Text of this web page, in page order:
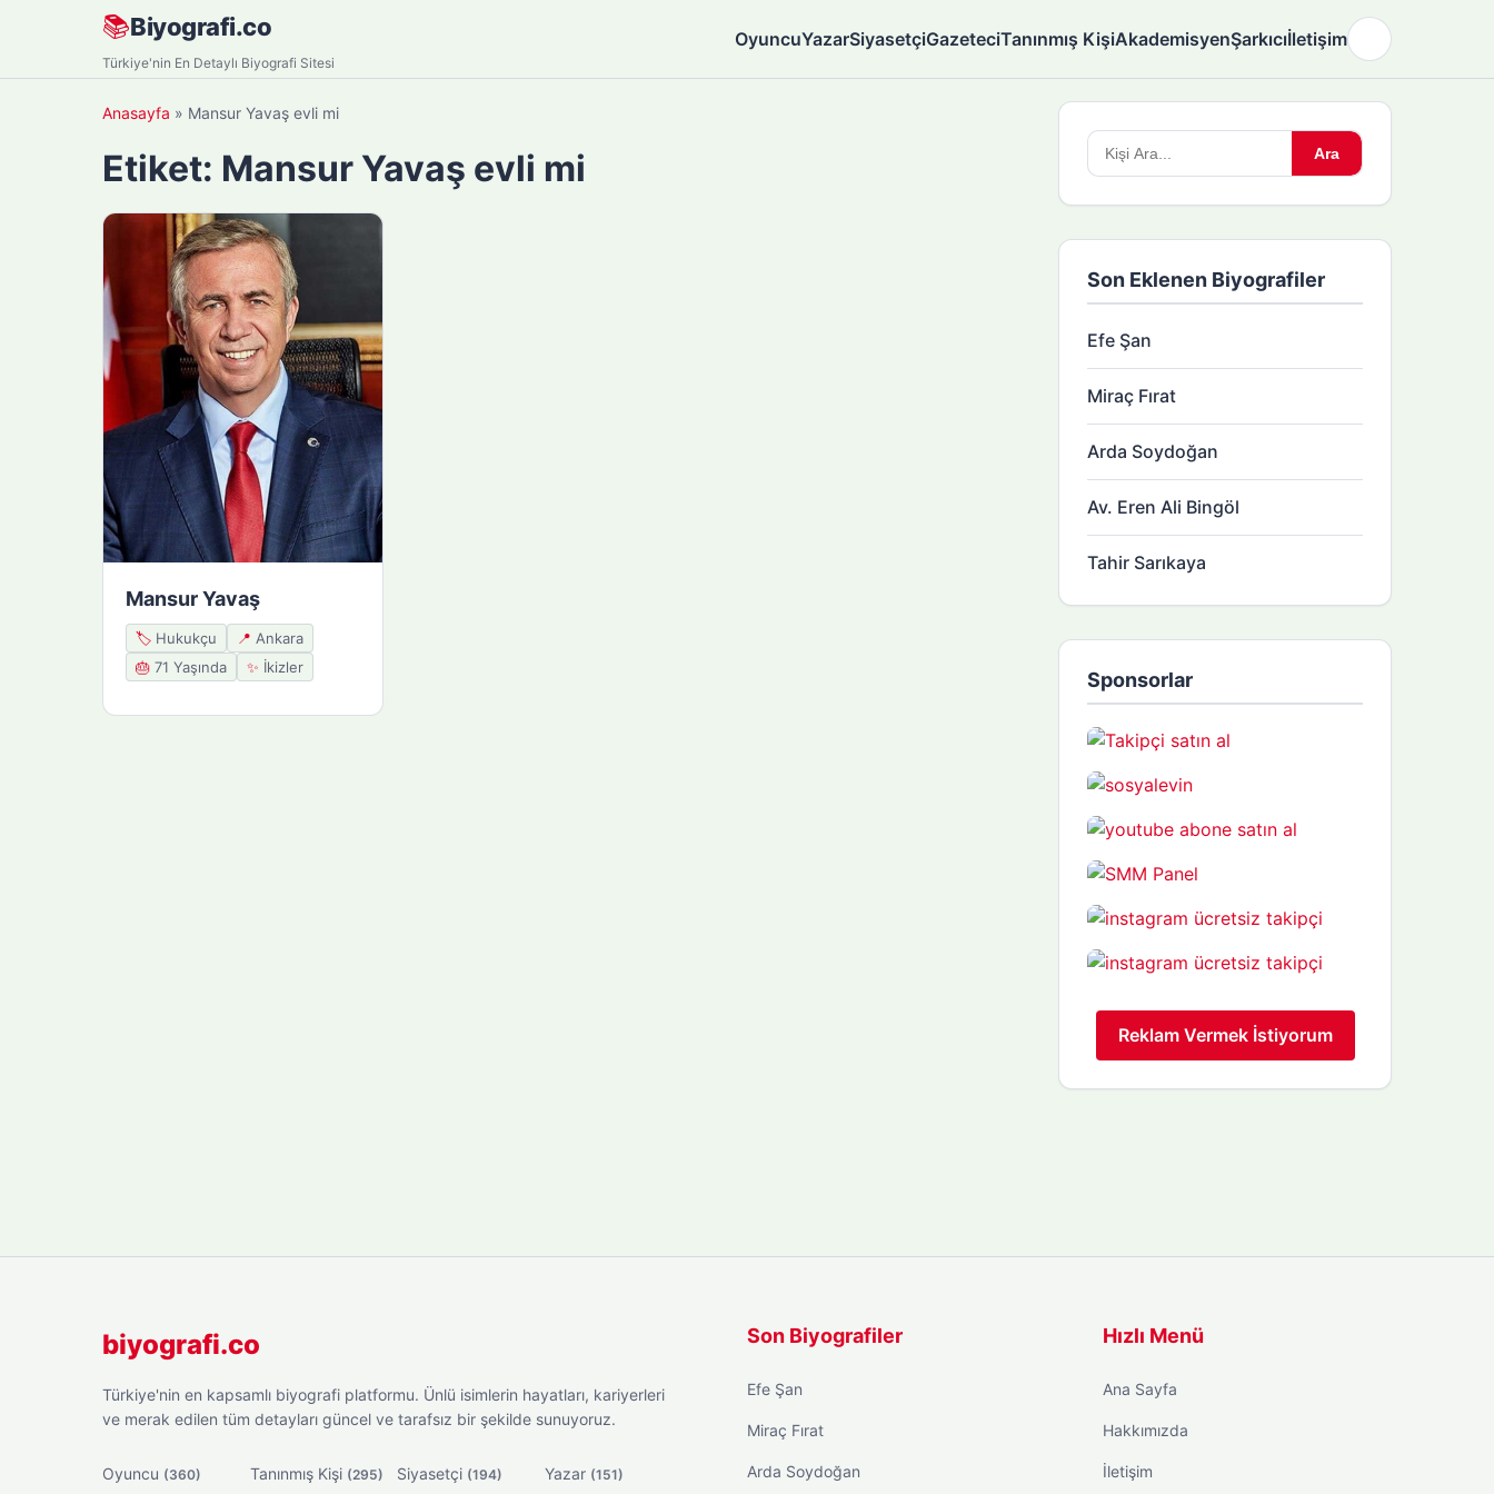
📚Biyografi.co
Türkiye'nin En Detaylı Biyografi Sitesi
OyuncuYazarSiyasetçiGazeteciTanınmış KişiAkademisyenŞarkıcıİletişim
Anasayfa » Mansur Yavaş evli mi
Etiket: Mansur Yavaş evli mi
Mansur Yavaş
🏷️ Hukukçu 📍 Ankara
🎂 71 Yaşında ✨ İkizler
Arama
yapın:
Ara
Son Eklenen Biyografiler
Efe Şan
Miraç Fırat
Arda Soydoğan
Av. Eren Ali Bingöl
Tahir Sarıkaya
Sponsorlar
Reklam Vermek İstiyorum
biyografi.co
Türkiye'nin en kapsamlı biyografi platformu. Ünlü isimlerin hayatları, kariyerleri
ve merak edilen tüm detayları güncel ve tarafsız bir şekilde sunuyoruz.
Oyuncu (360) Tanınmış Kişi (295) Siyasetçi (194) Yazar (151)
Son Biyografiler
Efe Şan
Miraç Fırat
Arda Soydoğan
Hızlı Menü
Ana Sayfa
Hakkımızda
İletişim